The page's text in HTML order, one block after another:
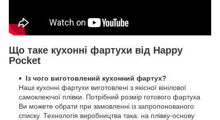
Що таке кухонні фартухи від Happy
Pocket
Із чого виготовлений кухонний фартух?
Наші кухонні фартухи виготовлені з якісної вінілової
самоклеючої плівки. Потрібний розмір готового фартуха
Ви можете обрати при замовленні із запропонованого
списку. Технологія виробництва така: на плівку-основу